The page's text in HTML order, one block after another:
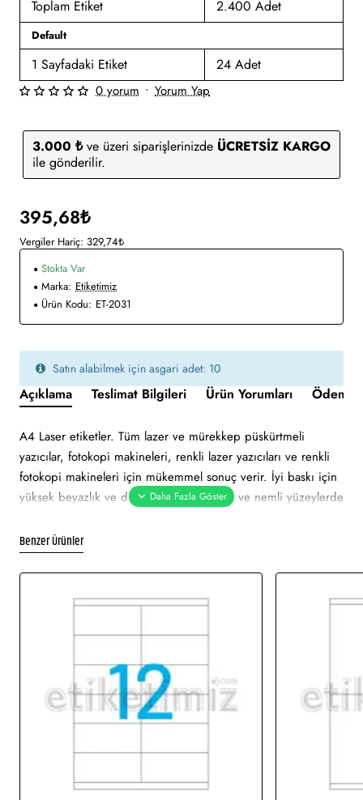
Toplam Etiket
2.400 Adet
Default
1 Sayfadaki Etiket 24 Adet
3.000 ₺ve üzeri siparişlerinizde ÜCRETSİZ KARGO
ile gönderilir.
0 yorum • Yorum Yap
395,68₺
Vergiler Hariç: 329,74₺
Stokta Var
Marka: Etiketimiz
Ürün Kodu: ET-2031
Satın alabilmek için asgari adet: 10
Açıklama Teslimat Bilgileri Ürün Yorumları Ödeme
A4 Laser etiketler. Tüm lazer ve mürekkep püskürtmeli
yazıcılar, fotokopi makineleri, renkli lazer yazıcıları ve renkli
fotokopi makineleri için mükemmel sonuç verir. İyi baskı için
yüksek beyazlık ve düzgün yüzey. Soğuk ve nemli yüzeylerde
sürdürülebilir FSC sertifikalıdır. Etiketler atık kağıt, geri
dönüşümlü karton ambalaj ile% 100 geri dönüştürülebilir.
Etiket beyaz renklidir. Tüm lazer ve mürekkep püskürtmeli
yazıcılarda sorunsuz yazdırmayı onaylar. Soğuk ve nemli
net baskı alınır.
Benzer Ürünler